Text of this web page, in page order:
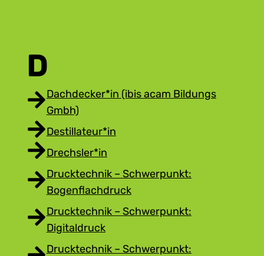
D
Dachdecker*in (ibis acam Bildungs
Gmbh)
Destillateur*in
Drechsler*in
Drucktechnik – Schwerpunkt:
Bogenflachdruck
Drucktechnik – Schwerpunkt:
Digitaldruck
Drucktechnik – Schwerpunkt: